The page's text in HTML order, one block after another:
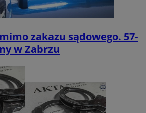
zakazu sądowego. 57-
w Zabrzu